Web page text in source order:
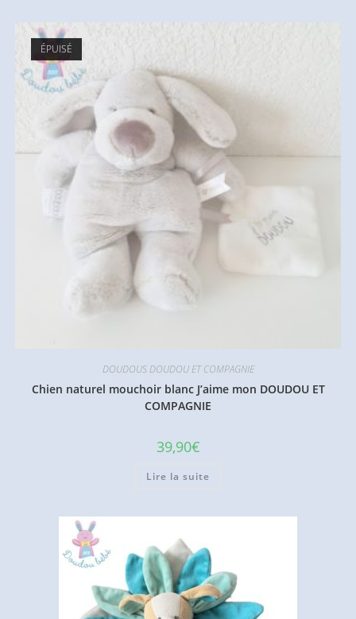
ÉPUISÉ
DOUDOUS DOUDOU ET COMPAGNIE
Chien naturel mouchoir blanc J’aime mon DOUDOU ET
COMPAGNIE
39,90€
Lire la suite